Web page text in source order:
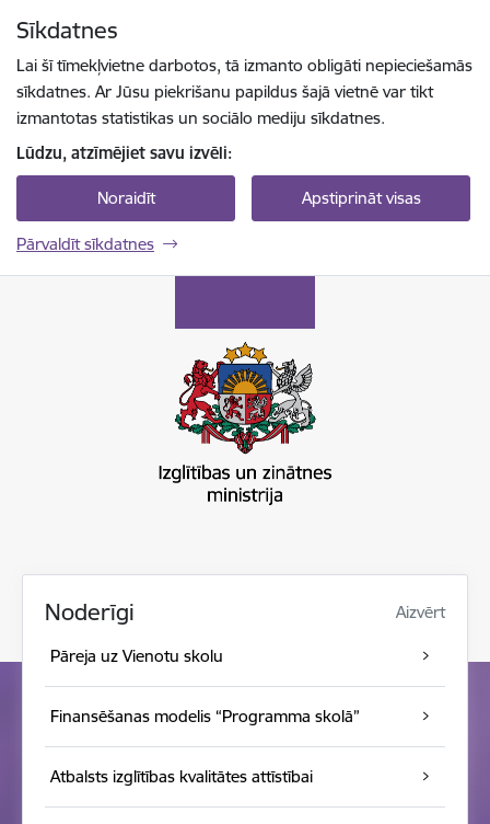
Sīkdatnes
Lai šī tīmekļvietne darbotos, tā izmanto obligāti nepieciešamās
sīkdatnes. Ar Jūsu piekrišanu papildus šajā vietnē var tikt
izmantotas statistikas un sociālo mediju sīkdatnes.
Lūdzu, atzīmējiet savu izvēli:
Noraidīt Apstiprināt visas
Pārvaldīt sīkdatnes
Noderīgi Aizvērt
Pāreja uz Vienotu skolu
Finansēšanas modelis “Programma skolā”
Atbalsts izglītības kvalitātes attīstībai